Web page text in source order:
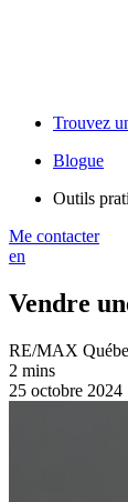
Trouvez
Blogue
Outils
Me contacter
en
Vendre
RE/MAX
2 mins
25 octobre 2024